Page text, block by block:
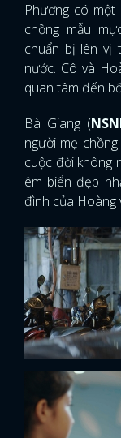
Phương có
chồng mẫu
chuẩn bị lên vị
nước. Cô và
quan tâm đến
Bà Giang (
người mẹ
cuộc đời không
êm biển đẹp
đình của Hoàng